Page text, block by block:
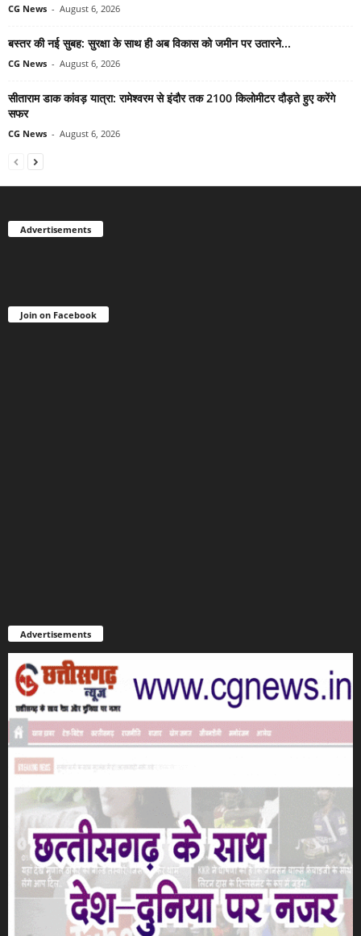
CG News - August 6, 2026
बस्तर की नई सुबह: सुरक्षा के साथ ही अब विकास को जमीन पर उतारने...
CG News - August 6, 2026
सीताराम डाक कांवड़ यात्रा: रामेश्वरम से इंदौर तक 2100 किलोमीटर दौड़ते हुए करेंगे
सफर
CG News - August 6, 2026
Advertisements
Join on Facebook
Advertisements